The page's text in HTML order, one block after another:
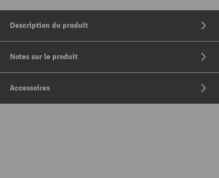
Description du produit
Notes sur le produit
Accessoires